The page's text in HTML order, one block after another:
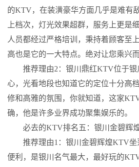
的KTV，在装潢豪华方面几乎是难有
上档次，灯光效果超群，服务上更是
人员都经过严格培训，秉持着顾客至
高也是它的一大特点。绝对让您乘兴
推荐理由2：银川鼎红KTV位于
心，光看地段也知道它的定位十分高
修和高雅的氛围，你就知道，这家
确，他是许多业界成功聚集娱乐的。
必去的KTV排名五：银川金碧辉
推荐理由1：银川金碧辉煌KTV
便利，是银川名气最大，最好玩的